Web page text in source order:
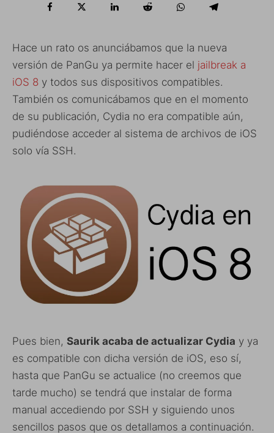
Hace un rato os anunciábamos que la nueva
versión de PanGu ya permite hacer el jailbreak a
iOS 8 y todos sus dispositivos compatibles.
También os comunicábamos que en el momento
de su publicación, Cydia no era compatible aún,
pudiéndose acceder al sistema de archivos de iOS
solo vía SSH.
Pues bien, Saurik acaba de actualizar Cydia y ya
es compatible con dicha versión de iOS, eso sí,
hasta que PanGu se actualice (no creemos que
tarde mucho) se tendrá que instalar de forma
manual accediendo por SSH y siguiendo unos
sencillos pasos que os detallamos a continuación.